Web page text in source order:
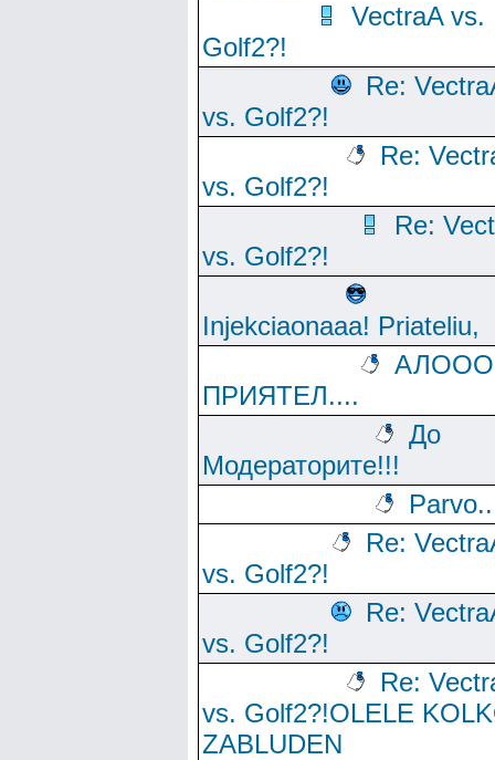
VectraA vs.
Golf2?!
Re:
vs. Golf2?!
Re:
vs. Golf2?!
Re:
vs. Golf2?!
Injekciaonaaa! Priateliu,
ПРИЯТЕЛ....
До
Модераторите!!!
Re:
vs. Golf2?!
Re:
vs. Golf2?!
Re:
vs. Golf2?!OLELE
ZABLUDEN